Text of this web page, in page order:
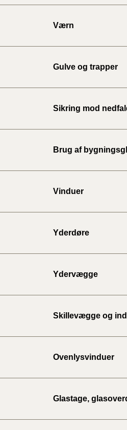
Værn
Gulve og trapper
Sikring mod
Brug af
Vinduer
Yderdøre
Ydervægge
Skillevægge og
Ovenlysvinduer
Glastage,